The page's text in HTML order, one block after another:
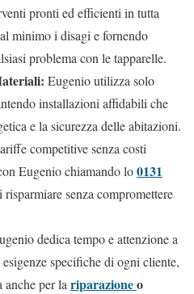
pronti ed efficienti in tutta
minimo i disagi e fornendo
problema con le tapparelle.
Eugenio utilizza solo
installazioni affidabili che
e la sicurezza delle abitazioni.
competitive senza costi
Eugenio chiamando lo0131
senza compromettere
dedica tempo e attenzione a
specifiche di ogni cliente,
per la riparazioneo